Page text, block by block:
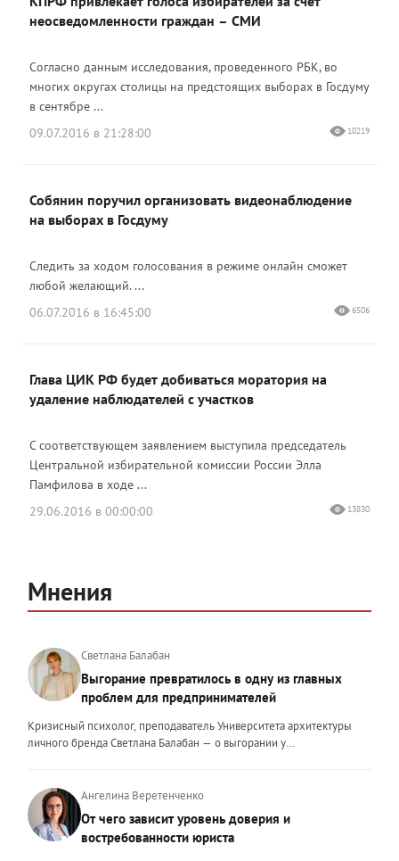
неосведомленности граждан – СМИ
Согласно данным исследования, проведенного РБК, во
многих округах столицы на предстоящих выборах в Госдуму
в сентябре ...
09.07.2016 в 21:28:00
10219
Собянин поручил организовать видеонаблюдение
на выборах в Госдуму
Следить за ходом голосования в режиме онлайн сможет
любой желающий. ...
06.07.2016 в 16:45:00
6506
Глава ЦИК РФ будет добиваться моратория на
удаление наблюдателей с участков
С соответствующем заявлением выступила председатель
Центральной избирательной комиссии России Элла
Памфилова в ходе ...
29.06.2016 в 00:00:00
13830
Мнения
Светлана Балабан
Выгорание превратилось в одну из главных
проблем для предпринимателей
Кризисный психолог, преподаватель Университета архитектуры
личного бренда Светлана Балабан — о выгорании у
проблемой, однако выгорание у предпринимателей заметно
отличается от выгорания у наёмных сотрудников. Наёмный
сотрудник может уйти на больничный или в отпуск, пожаловаться
на что-то начальству или сменить работу. Предприниматель — сам
Ангелина Веретенченко
От чего зависит уровень доверия и
востребованности юриста